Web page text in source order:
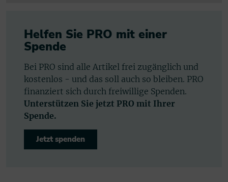
Helfen Sie PRO mit einer
Spende
Bei PRO sind alle Artikel frei zugänglich und
kostenlos - und das soll auch so bleiben. PRO
finanziert sich durch freiwillige Spenden.
Unterstützen Sie jetzt PRO mit Ihrer
Spende.
Jetzt spenden